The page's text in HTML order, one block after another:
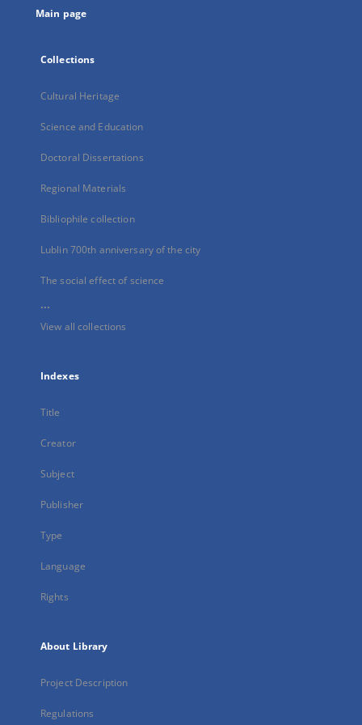
Main page
Collections
Cultural Heritage
Science and Education
Doctoral Dissertations
Regional Materials
Bibliophile collection
Lublin 700th anniversary of the city
The social effect of science
...
View all collections
Indexes
Title
Creator
Subject
Publisher
Type
Language
Rights
About Library
Project Description
Regulations